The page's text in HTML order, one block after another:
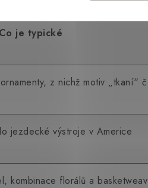
Co je typické
z nichž motiv „tkaní“
jezdecké výstroje v Americe
kombinace florálů a